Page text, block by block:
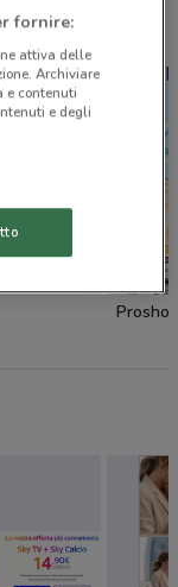
Proshop
fornire:
attiva delle
Archiviare
e contenuti
e degli